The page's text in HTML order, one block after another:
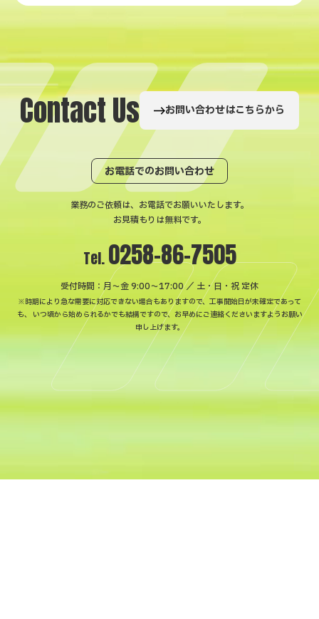
ContactUs お問い合わせはこちらから
お電話でのお問い合わせ
業務のご依頼は、お電話でお願いいたします。
お見積もりは無料です。
Tel.0258-86-7505
受付時間：月〜金 9:00～17:00 ／ 土・日・祝 定休
※時期により急な需要に対応できない場合もありますので、工事開始日が未確定であって
も、
いつ頃から始められるかでも結構ですので、お早めにご連絡くださいますようお願い
申し上げます。